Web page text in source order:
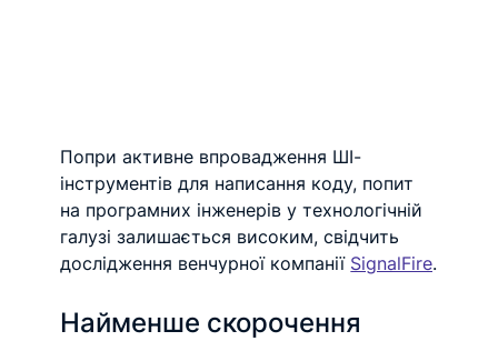
Попри активне впровадження ШІ-
інструментів для написання коду, попит
на програмних інженерів у технологічній
галузі залишається високим, свідчить
дослідження венчурної компанії SignalFire.
Найменше скорочення